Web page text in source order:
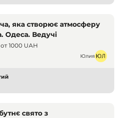
яка створює атмосферу
Одеса. Ведучі
от 1000 UAH
Юлия
свято з